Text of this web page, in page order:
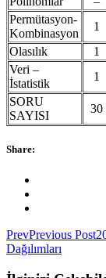
SORU
SAYISI
30
Permütasyon-
Kombinasyon
1
Olasılık
1
Veri –
İstatistik
1
Share:
PrevPrevious Post
Dağılımları